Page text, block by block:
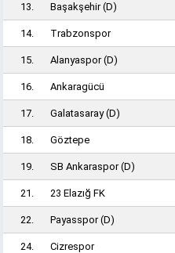
13. Başakşehir(D)
14. Trabzonspor
15. Alanyaspor(D)
16. Ankaragücü
17. Galatasaray(D)
18. Göztepe
19. SB Ankaraspor(D)
21. 23 Elazığ FK
22. Payasspor(D)
24. Cizrespor